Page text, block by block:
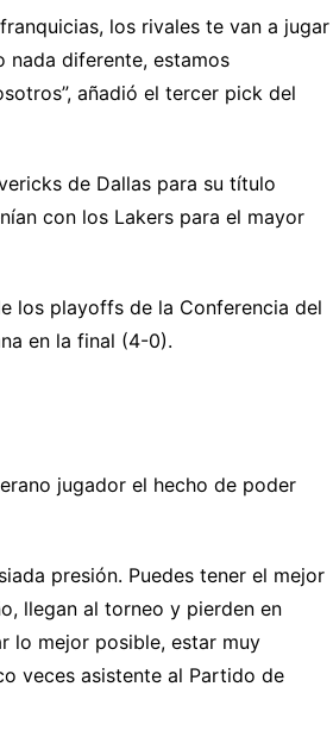
los rivales te van a jugar
nada diferente, estamos
añadió el tercer pick del
de Dallas para su título
con los Lakers para el mayor
los playoffs de la Conferencia del
en la final (4-0).
jugador el hecho de poder
presión. Puedes tener el mejor
llegan al torneo y pierden en
lo mejor posible, estar muy
veces asistente al Partido de